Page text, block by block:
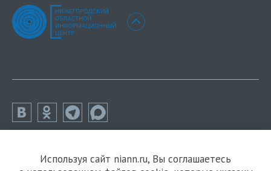
Используя сайт niann.ru, Вы соглашаетесь